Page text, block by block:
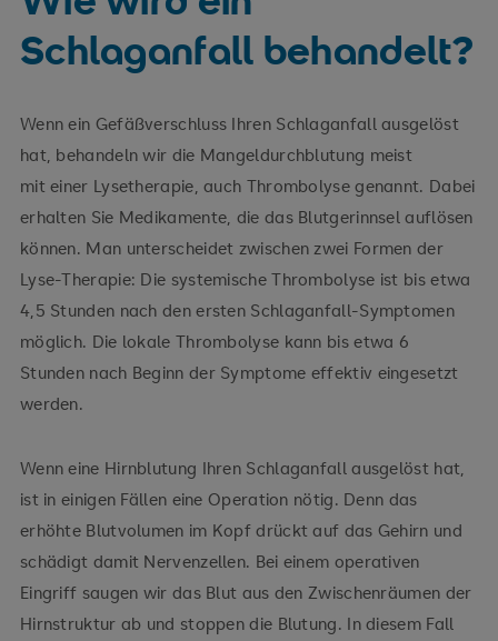
Schlaganfall behandelt?
Wenn ein Gefäßverschluss Ihren Schlaganfall ausgelöst
hat, behandeln wir die Mangeldurchblutung meist
mit einer Lysetherapie, auch Thrombolyse genannt. Dabei
erhalten Sie Medikamente, die das Blutgerinnsel auflösen
können. Man unterscheidet zwischen zwei Formen der
Lyse-Therapie: Die systemische Thrombolyse ist bis etwa
4,5 Stunden nach den ersten Schlaganfall-Symptomen
möglich. Die lokale Thrombolyse kann bis etwa 6
Stunden nach Beginn der Symptome effektiv eingesetzt
werden.
Wenn eine Hirnblutung Ihren Schlaganfall ausgelöst hat,
ist in einigen Fällen eine Operation nötig. Denn das
erhöhte Blutvolumen im Kopf drückt auf das Gehirn und
schädigt damit Nervenzellen. Bei einem operativen
Eingriff saugen wir das Blut aus den Zwischenräumen der
Hirnstruktur ab und stoppen die Blutung. In diesem Fall